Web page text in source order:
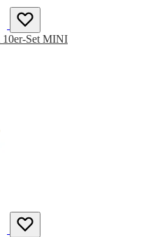
10er-Set MINI